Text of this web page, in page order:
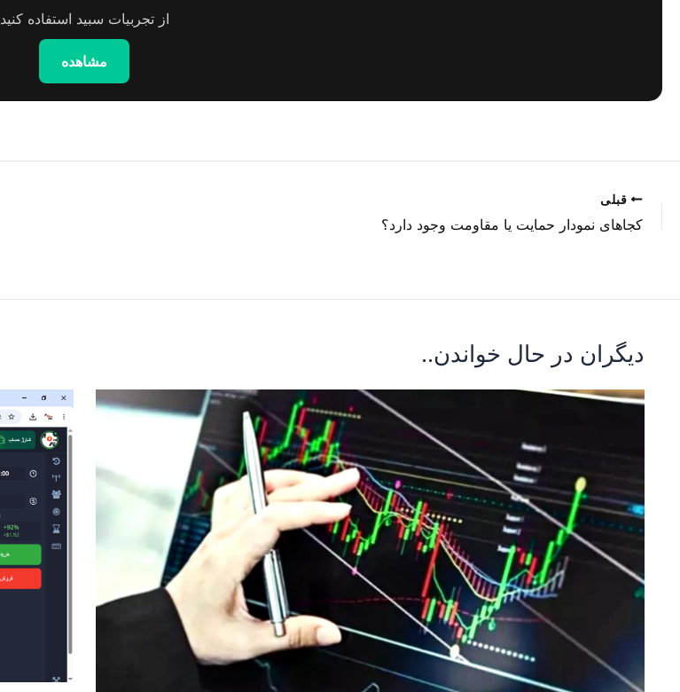
از تجربیات سبید استفاده کنید
مشاهده
قبلی
کجاهای نمودار حمایت یا مقاومت وجود دارد؟
دیگران در حال خواندن..